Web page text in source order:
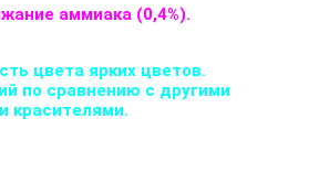
аммиака (0,4%).
цвета ярких цветов.
по сравнению с другими
красителями.